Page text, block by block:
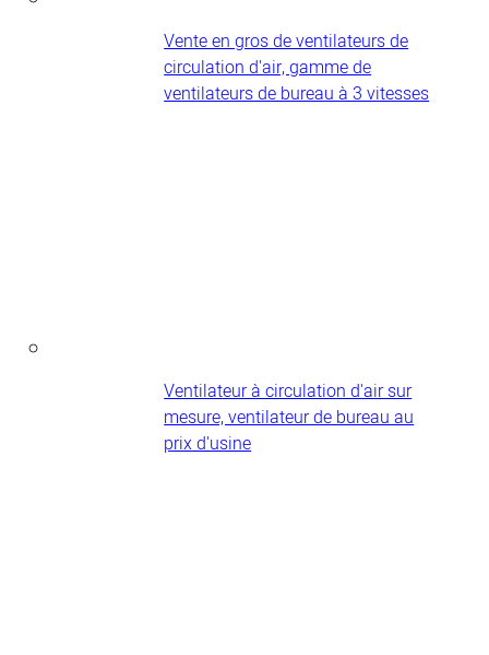
Vente en gros de ventilateurs de
circulation d'air, gamme de
ventilateurs de bureau à 3 vitesses
Ventilateur à circulation d'air sur
mesure, ventilateur de bureau au
prix d'usine